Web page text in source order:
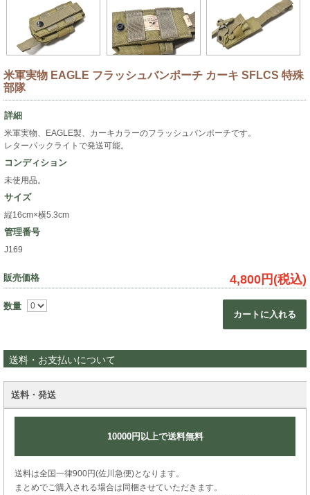
米軍実物 EAGLE フラッシュバンポーチ カーキ SFLCS 特殊
部隊
詳細
米軍実物、EAGLE製、カーキカラーのフラッシュバンポーチです。
レターパックライトで発送可能。
コンディション
未使用品。
サイズ
縦16cm×横5.3cm
管理番号
J169
販売価格 4,800円(税込)
数量
カートに入れる
送料・お支払いについて
送料・発送
10000円以上で送料無料
送料は全国一律900円(佐川急便)となります。
まとめでご購入される場合は同梱させていただきます。